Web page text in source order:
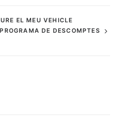
EL MEU VEHICLE
DE DESCOMPTES